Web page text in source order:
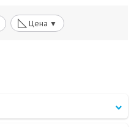
◺ Цена ▼